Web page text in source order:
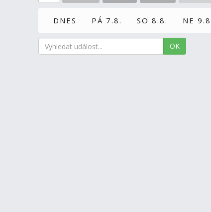
DNES PÁ 7.8. SO 8.8. NE
OK